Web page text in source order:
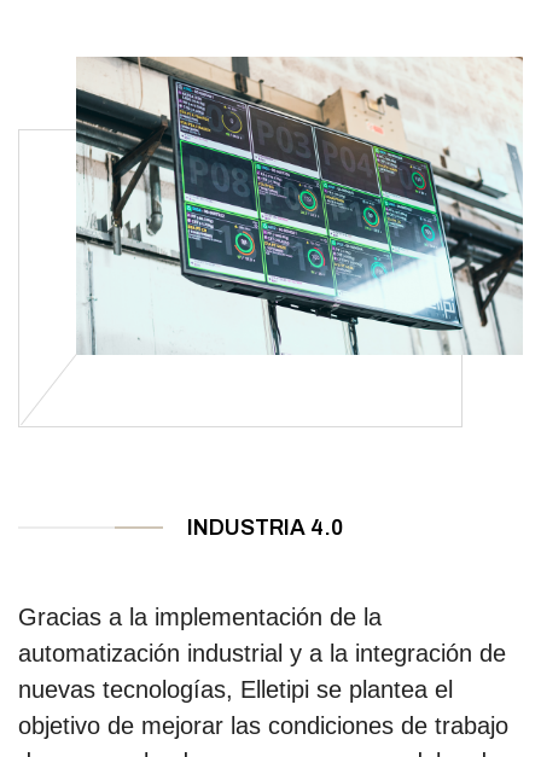
INDUSTRIA 4.0
Gracias a la implementación de la
automatización industrial y a la integración de
nuevas tecnologías, Elletipi se plantea el
objetivo de mejorar las condiciones de trabajo